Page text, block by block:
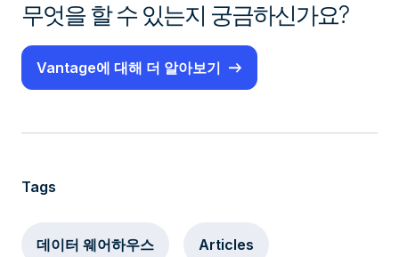
무엇을 할 수 있는지 궁금하신가요?
Vantage에 대해 더 알아보기
Tags
데이터 웨어하우스 Articles